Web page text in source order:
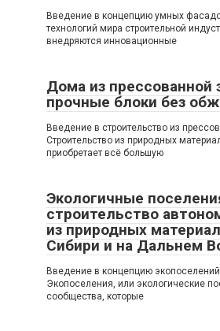
Введение в концепцию умных
технологий мира строительной
внедряются инновационные
Дома из прессованной
прочные блоки без
Введение в строительство из
Строительство из природных
приобретает всё большую
Экологичные
строительство
из природных
Сибири и на Дальнем
Введение в концепцию
Экопоселения, или экологические
сообщества, которые